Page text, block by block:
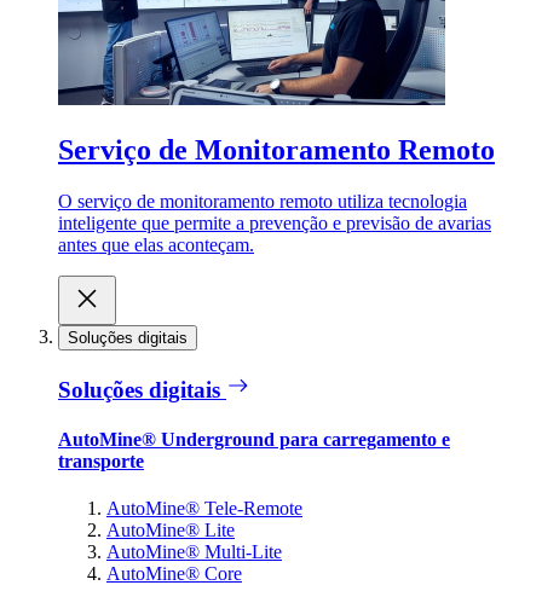
Serviço de Monitoramento Remoto
O serviço de monitoramento remoto utiliza tecnologia
inteligente que permite a prevenção e previsão de avarias
antes que elas aconteçam.
Soluções digitais
Soluções digitais
AutoMine® Underground para carregamento e
transporte
AutoMine® Tele-Remote
AutoMine® Lite
AutoMine® Multi-Lite
AutoMine® Core